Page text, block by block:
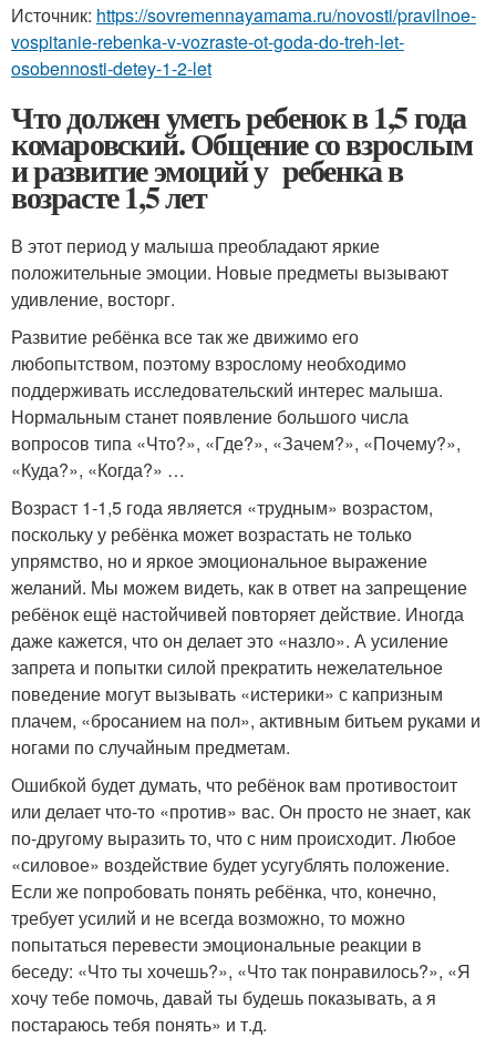
Источник: https://sovremennayamama.ru/novosti/pravilnoe-
vospitanie-rebenka-v-vozraste-ot-goda-do-treh-let-
osobennosti-detey-1-2-let
Что должен уметь ребенок в 1,5 года
комаровский. Общение со взрослым
и развитие эмоций у ребенка в
возрасте 1,5 лет
В этот период у малыша преобладают яркие
положительные эмоции. Новые предметы вызывают
удивление, восторг.
Развитие ребёнка все так же движимо его
любопытством, поэтому взрослому необходимо
поддерживать исследовательский интерес малыша.
Нормальным станет появление большого числа
вопросов типа «Что?», «Где?», «Зачем?», «Почему?»,
«Куда?», «Когда?» …
Возраст 1-1,5 года является «трудным» возрастом,
поскольку у ребёнка может возрастать не только
упрямство, но и яркое эмоциональное выражение
желаний. Мы можем видеть, как в ответ на запрещение
ребёнок ещё настойчивей повторяет действие. Иногда
даже кажется, что он делает это «назло». А усиление
запрета и попытки силой прекратить нежелательное
поведение могут вызывать «истерики» с капризным
плачем, «бросанием на пол», активным битьем руками и
ногами по случайным предметам.
Ошибкой будет думать, что ребёнок вам противостоит
или делает что-то «против» вас. Он просто не знает, как
по-другому выразить то, что с ним происходит. Любое
«силовое» воздействие будет усугублять положение.
Если же попробовать понять ребёнка, что, конечно,
требует усилий и не всегда возможно, то можно
попытаться перевести эмоциональные реакции в
беседу: «Что ты хочешь?», «Что так понравилось?», «Я
хочу тебе помочь, давай ты будешь показывать, а я
постараюсь тебя понять» и т.д.